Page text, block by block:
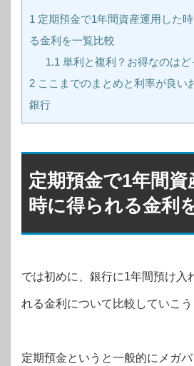
1 定期預金で1年間資産運用した
る金利を一覧比較
1.1 単利と複利？お得なのはど
2 ここまでのまとめと利率が良い
銀行
定期預金で1年間資
時に得られる金利
では初めに、銀行に1年間預け入
れる金利について比較していこう
定期預金というと一般的にメガ